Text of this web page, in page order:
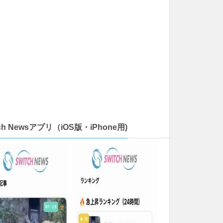
Newsアプリ（iOS版・iPhone用)